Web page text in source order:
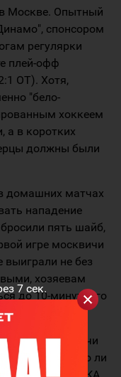
7 сек.
Москве. Опытный
спонсором
регулярки
плей-офф
ОТ). Хотя,
"бело-
хоккеем
а в коротких
должны были
домашних матчах
нападение
пять шайб,
игре москвичи
выиграли не без
хозяевам
до 10-минутного
москвичи
в свой успех, то ли
трибун. СКА